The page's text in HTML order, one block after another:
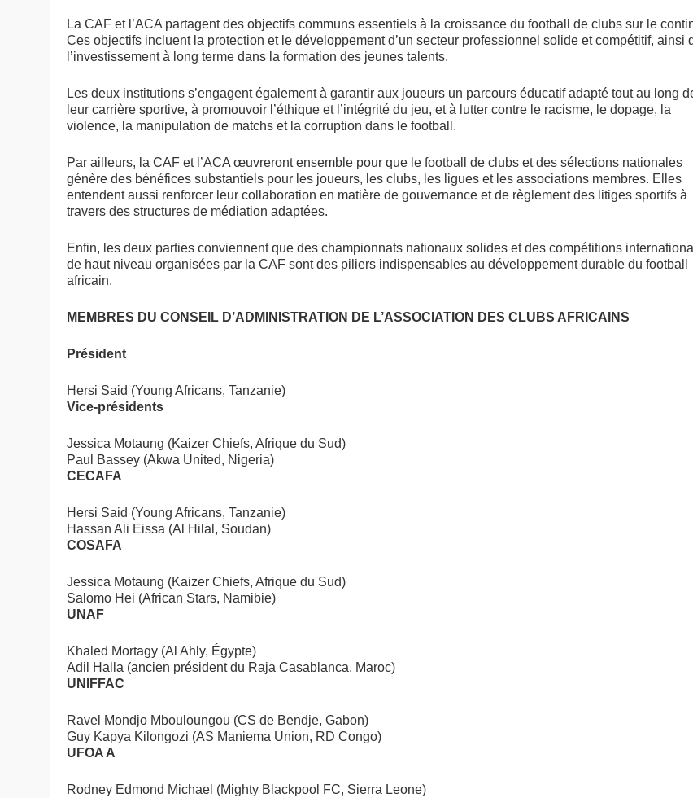
La CAF et l’ACA partagent des objectifs communs essentiels à la croissance du football de clubs sur le
Ces objectifs incluent la protection et le développement d’un secteur professionnel solide et compétitif, ainsi
l’investissement à long terme dans la formation des jeunes talents.
Les deux institutions s’engagent également à garantir aux joueurs un parcours éducatif adapté tout au long
leur carrière sportive, à promouvoir l’éthique et l’intégrité du jeu, et à lutter contre le racisme, le dopage, la
violence, la manipulation de matchs et la corruption dans le football.
Par ailleurs, la CAF et l’ACA œuvreront ensemble pour que le football de clubs et des sélections nationales
génère des bénéfices substantiels pour les joueurs, les clubs, les ligues et les associations membres. Elles
entendent aussi renforcer leur collaboration en matière de gouvernance et de règlement des litiges sportifs à
travers des structures de médiation adaptées.
Enfin, les deux parties conviennent que des championnats nationaux solides et des compétitions
de haut niveau organisées par la CAF sont des piliers indispensables au développement durable du football
africain.
MEMBRES DU CONSEIL D’ADMINISTRATION DE L’ASSOCIATION DES CLUBS AFRICAINS
Président
Hersi Said (Young Africans, Tanzanie)
Vice-présidents
Jessica Motaung (Kaizer Chiefs, Afrique du Sud)
Paul Bassey (Akwa United, Nigeria)
CECAFA
Hersi Said (Young Africans, Tanzanie)
Hassan Ali Eissa (Al Hilal, Soudan)
COSAFA
Jessica Motaung (Kaizer Chiefs, Afrique du Sud)
Salomo Hei (African Stars, Namibie)
UNAF
Khaled Mortagy (Al Ahly, Égypte)
Adil Halla (ancien président du Raja Casablanca, Maroc)
UNIFFAC
Ravel Mondjo Mbouloungou (CS de Bendje, Gabon)
Guy Kapya Kilongozi (AS Maniema Union, RD Congo)
UFOA A
Rodney Edmond Michael (Mighty Blackpool FC, Sierra Leone)